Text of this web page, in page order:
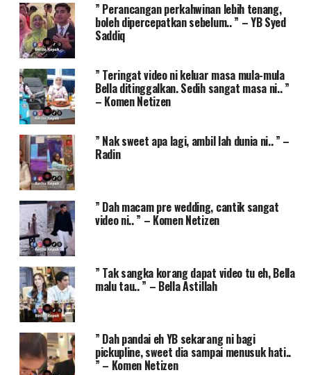
” Perancangan perkahwinan lebih tenang,
boleh dipercepatkan sebelum.. ” – YB Syed
Saddiq
” Teringat video ni keluar masa mula-mula
Bella ditinggalkan. Sedih sangat masa ni.. ”
– Komen Netizen
” Nak sweet apa lagi, ambil lah dunia ni.. ” –
Radin
” Dah macam pre wedding, cantik sangat
video ni.. ” – Komen Netizen
” Tak sangka korang dapat video tu eh, Bella
malu tau.. ” – Bella Astillah
” Dah pandai eh YB sekarang ni bagi
pickupline, sweet dia sampai menusuk hati..
” – Komen Netizen